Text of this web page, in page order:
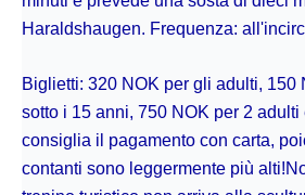
Haraldshaugen. Frequenza:
Biglietti: 320 NOK per gli adulti, 150
sotto i 15 anni, 750 NOK per 2 adulti
consiglia il pagamento con carta,
contanti sono leggermente più